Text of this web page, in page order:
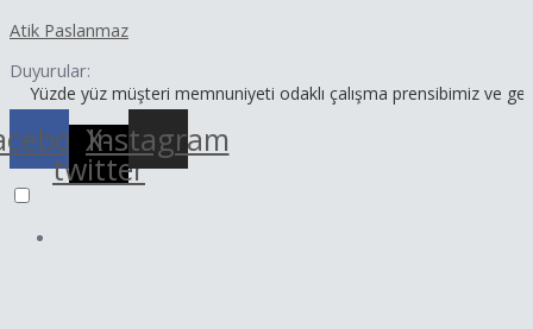
atla
Atik Paslanmaz
Duyurular:
yüz müşteri memnuniyeti odaklı çalışma prensibimiz ve geniş ürün
X-
twitter
Instagram
dolaşımı